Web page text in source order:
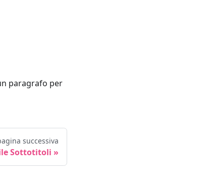
paragrafo per
successiva
Sottotitoli